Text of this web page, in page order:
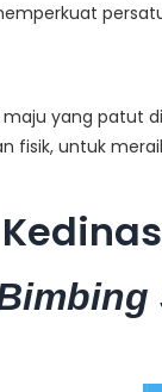
yang patut
fisik, untuk